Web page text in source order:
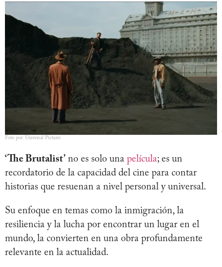
Foto por: Universal Pictures
‘The Brutalist’ no es solo una película; es un
recordatorio de la capacidad del cine para contar
historias que resuenan a nivel personal y universal.
Su enfoque en temas como la inmigración, la
resiliencia y la lucha por encontrar un lugar en el
mundo, la convierten en una obra profundamente
relevante en la actualidad.